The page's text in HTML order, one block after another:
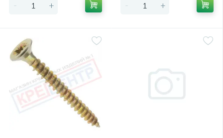
- + - +